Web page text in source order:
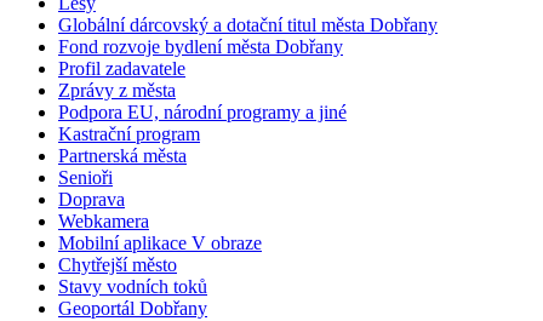
Globální dárcovský a dotační titul města Dobřany
Fond rozvoje bydlení města Dobřany
Profil zadavatele
Zprávy z města
Podpora EU, národní programy a jiné
Kastrační program
Partnerská města
Senioři
Doprava
Webkamera
Mobilní aplikace V obraze
Chytřejší město
Stavy vodních toků
Geoportál Dobřany